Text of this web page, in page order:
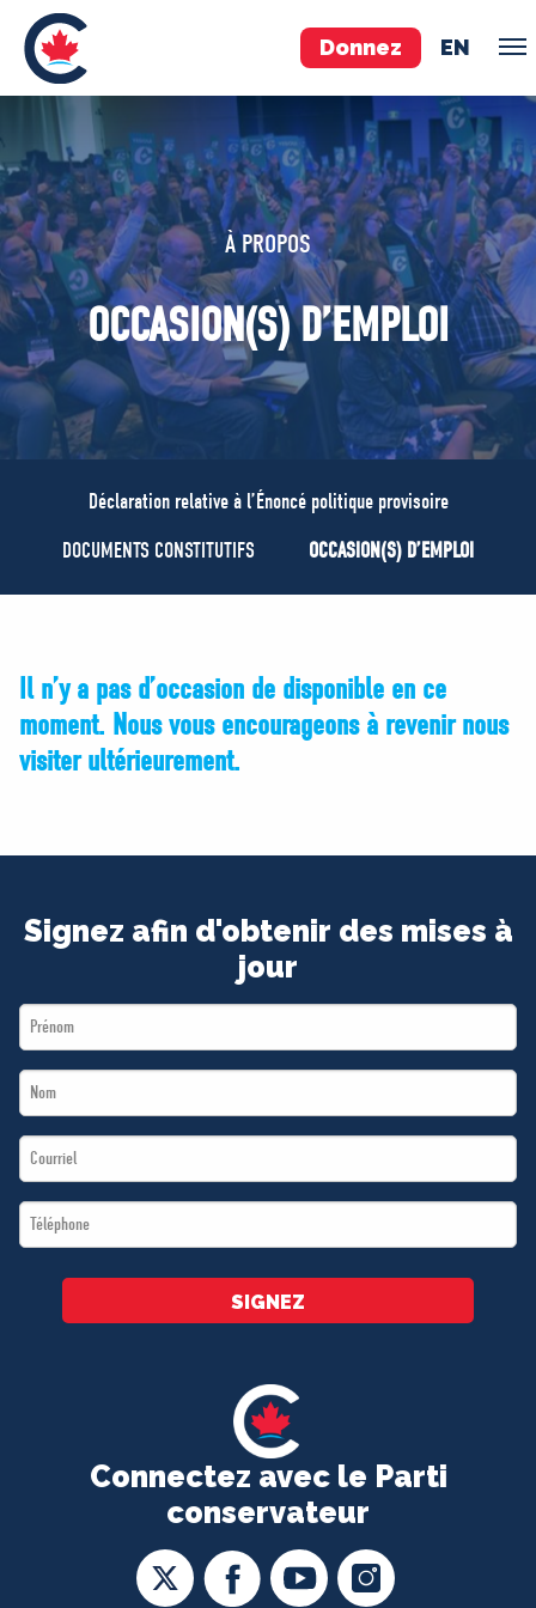
Donnez EN
ÉQUIPE
Pierre Poilievre
Vos députés conservateurs
Cabinet fantôme
Exécutif national
ACÉ
À PROPOS
MÉDIAS
BÉNÉVOLE
BOUTIQUE
À PROPOS
OCCASION(S) D’EMPLOI
Déclaration relative à l’Énoncé politique provisoire
DOCUMENTS CONSTITUTIFS
OCCASION(S) D’EMPLOI
Il n’y a pas d’occasion de disponible en ce
moment. Nous vous encourageons à revenir nous
visiter ultérieurement.
Connectez avec le Parti
conservateur
Signez afin d'obtenir des mises à
jour
First
Name
Last
Name
Email
*
Téléphone
*
SIGNEZ